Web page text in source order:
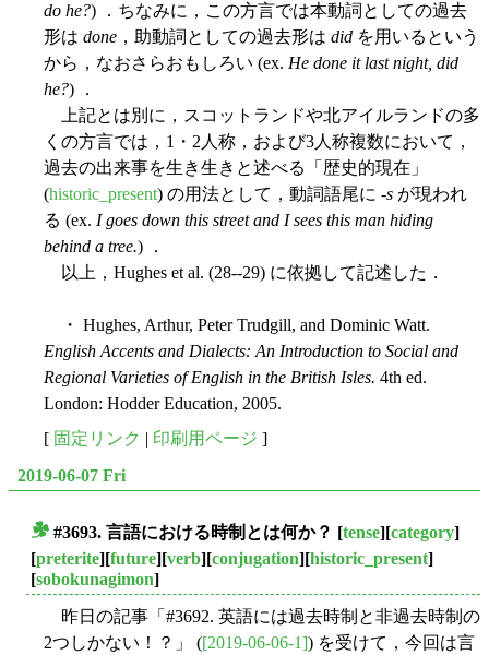
do he?) ．ちなみに，この方言では本動詞としての過去
形は done ，助動詞としての過去形は did を用いるという
から，なおさらおもしろい (ex. He done it last night, did
he?) ．
上記とは別に，スコットランドや北アイルランドの多
くの方言では，1・2人称，および3人称複数において，
過去の出来事を生き生きと述べる「歴史的現在」
(historic_present) の用法として，動詞語尾に -s が現われ
る (ex. I goes down this street and I sees this man hiding
behind a tree.) ．
以上，Hughes et al. (28--29) に依拠して記述した．
・ Hughes, Arthur, Peter Trudgill, and Dominic Watt.
English Accents and Dialects: An Introduction to Social and
Regional Varieties of English in the British Isles. 4th ed.
London: Hodder Education, 2005.
[ 固定リンク | 印刷用ページ ]
2019-06-07 Fri
#3693. 言語における時制とは何か？ [tense][category]
[preterite][future][verb][conjugation][historic_present]
[sobokunagimon]
昨日の記事「#3692. 英語には過去時制と非過去時制の
2つしかない！？」 ([2019-06-06-1]) を受けて，今回は言